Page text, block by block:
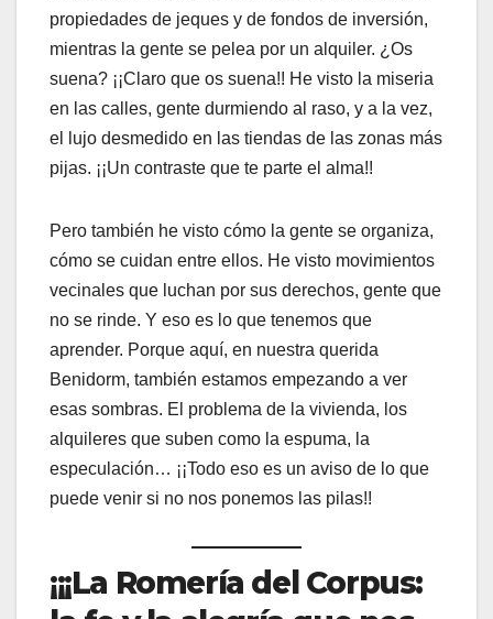
propiedades de jeques y de fondos de inversión,
mientras la gente se pelea por un alquiler. ¿Os
suena? ¡¡Claro que os suena!! He visto la miseria
en las calles, gente durmiendo al raso, y a la vez,
el lujo desmedido en las tiendas de las zonas más
pijas. ¡¡Un contraste que te parte el alma!!
Pero también he visto cómo la gente se organiza,
cómo se cuidan entre ellos. He visto movimientos
vecinales que luchan por sus derechos, gente que
no se rinde. Y eso es lo que tenemos que
aprender. Porque aquí, en nuestra querida
Benidorm, también estamos empezando a ver
esas sombras. El problema de la vivienda, los
alquileres que suben como la espuma, la
especulación… ¡¡Todo eso es un aviso de lo que
puede venir si no nos ponemos las pilas!!
¡¡¡La Romería del Corpus: